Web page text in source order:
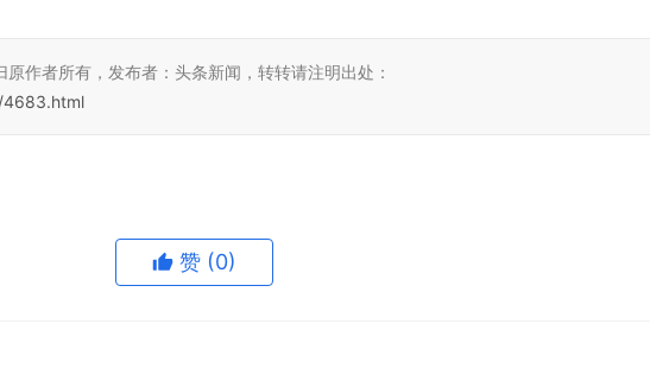
作者所有，发布者：头条新闻，转转请注明出处：
赞 (0)